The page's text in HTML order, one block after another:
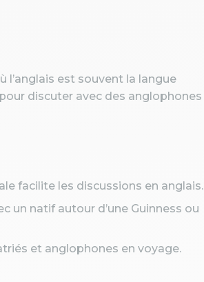
l’anglais est souvent la langue
discuter avec des anglophones
facilite les discussions en anglais.
un natif autour d’une Guinness ou
et anglophones en voyage.